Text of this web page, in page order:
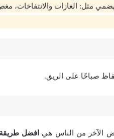
مثل: الغازات والانتفاخات،
صباحًا على الريق.
الآخر من الناس هي افضل